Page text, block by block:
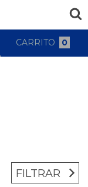
CARRITO 0
FILTRAR